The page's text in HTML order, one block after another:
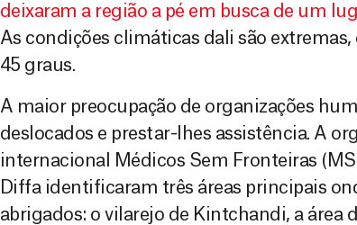
deixaram a região a pé em busca de um
As condições climáticas dali são
45 graus.
A maior preocupação de organizações
deslocados e prestar-lhes assistência. A
internacional Médicos Sem Fronteiras
Diffa identificaram três áreas principais
abrigados: o vilarejo de Kintchandi, a área